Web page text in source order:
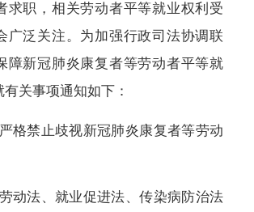
求职，相关劳动者平等就业权利受
广泛关注。为加强行政司法协调联
障新冠肺炎康复者等劳动者平等就
关事项通知如下：
格禁止歧视新冠肺炎康复者等劳动
动法、就业促进法、传染病防治法